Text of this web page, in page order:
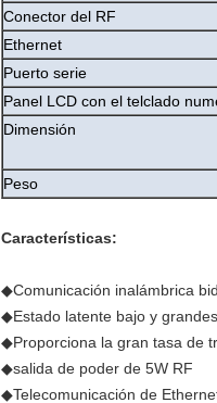
Conector del RF
Ethernet
Puerto serie
Panel LCD con el telclado
Dimensión
Peso
Características:
◆Comunicación inalámbrica
◆Estado latente bajo y
◆Proporciona la gran tasa de
◆salida de poder de 5W RF
◆Telecomunicación de